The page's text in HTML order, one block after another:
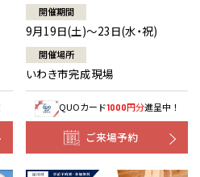
開催期間
9月19日(土)～23日(水・祝)
開催場所
いわき市完成現場
QUOカード1000円分進呈中！
ご来場予約